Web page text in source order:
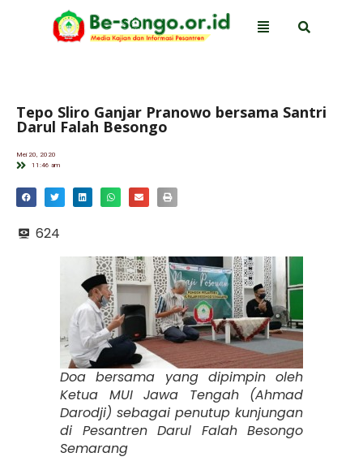
Tepo Sliro Ganjar Pranowo bersama Santri
Darul Falah Besongo
Mei 20, 2020
11:46 am
624
Doa bersama yang dipimpin oleh
Ketua MUI Jawa Tengah (Ahmad
Darodji) sebagai penutup kunjungan
di Pesantren Darul Falah Besongo
Semarang